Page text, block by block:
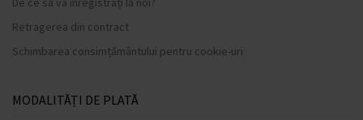
Retragerea din contract
Schimbarea consimțământului pentru cookie-uri
MODALITĂȚI DE PLATĂ